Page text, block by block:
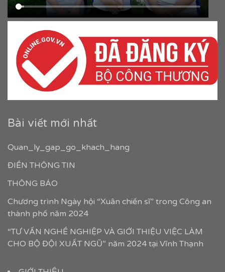
Bài viết mới nhất
Quan_ly_gap_go_khach_hang
ĐIỀN THÔNG TIN
THÔNG BÁO
Chương trình Ngày hội “Xuân chiến sĩ” trong Công an
thành phố năm 2024
“TƯ VẤN NGHỀ NGHIỆP VÀ GIỚI THIỆU VIỆC LÀM
CHO BỘ ĐỘI XUẤT NGŨ” năm 2024 tại Vĩnh Thạnh